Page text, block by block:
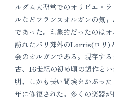
ルダム大聖堂でのオリビエ・
ルなどフランスオルガンの気
であった。印象的だったのは
訪れたパリ郊外のLorris(ロリ)
会のオルガンである。現存す
古、16世紀の初め頃の製作と
明、しかも長い間埃をかぶっ
年に修復された。多くの楽器